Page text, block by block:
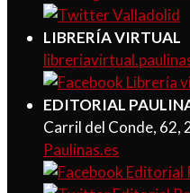
LIBRERÍA VIRTUAL
EDITORIAL
Carril del Conde, 62,
Paulinas.es